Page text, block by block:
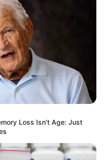
Loss Isn't Age: Just